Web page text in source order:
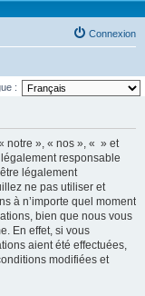
Connexion
:
notre », « nos », « » et
responsable
légalement
ne pas utiliser et
à n’importe quel moment
bien que nous vous
En effet, si vous
aient été effectuées,
modifiées et